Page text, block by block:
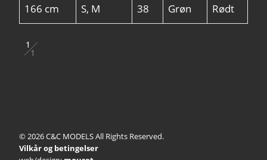
166 cm
S, M
38
Grøn
Rødt
1
1
© 2026 C&C MODELS All Rights Reserved.
Vilkår og betingelser